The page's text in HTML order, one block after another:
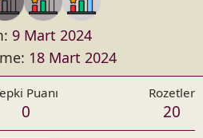
9 Mart 2024
18 Mart 2024
Puanı
0
Rozetler
20